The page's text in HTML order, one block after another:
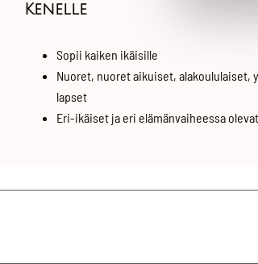
Kenelle
Sopii kaiken ikäisille
Nuoret, nuoret aikuiset, alakoululaiset,
lapset
Eri-ikäiset ja eri elämänvaiheessa